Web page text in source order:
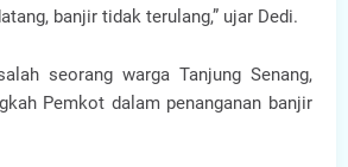
banjir tidak terulang,” ujar Dedi.
seorang warga Tanjung Senang,
Pemkot dalam penanganan banjir